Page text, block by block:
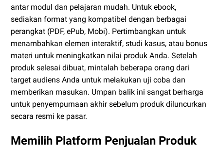
antar modul dan pelajaran mudah. Untuk ebook,
sediakan format yang kompatibel dengan berbagai
perangkat (PDF, ePub, Mobi). Pertimbangkan untuk
menambahkan elemen interaktif, studi kasus, atau bonus
materi untuk meningkatkan nilai produk Anda. Setelah
produk selesai dibuat, mintalah beberapa orang dari
target audiens Anda untuk melakukan uji coba dan
memberikan masukan. Umpan balik ini sangat berharga
untuk penyempurnaan akhir sebelum produk diluncurkan
secara resmi ke pasar.
Memilih Platform Penjualan Produk